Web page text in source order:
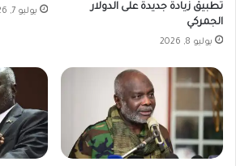
تطبيق زيادة جديدة على الدولار
الجمركي
يوليو 8, 2026
يوليو 7, 2026